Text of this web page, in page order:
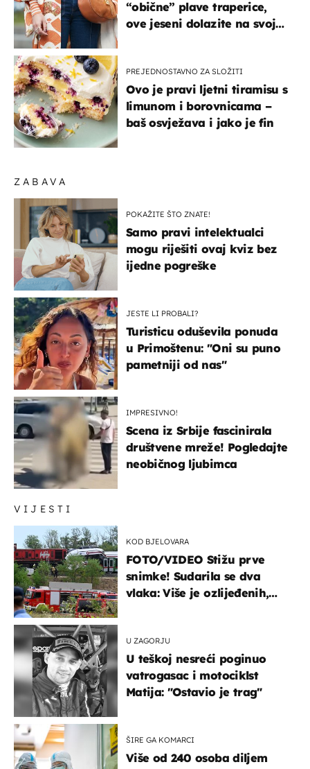
VIJESTI
KOD BJELOVARA
FOTO/VIDEO Stižu prve
snimke! Sudarila se dva
vlaka: Više je ozlijeđenih,
U ZAGORJU
U teškoj nesreći poginuo
vatrogasac i motociklst
Matija: "Ostavio je trag"
ŠIRE GA KOMARCI
Više od 240 osoba diljem
ZABAVA
POKAŽITE ŠTO ZNATE!
Samo pravi intelektualci
mogu riješiti ovaj kviz bez
ijedne pogreške
JESTE LI PROBALI?
Turisticu oduševila ponuda
u Primoštenu: "Oni su puno
pametniji od nas"
IMPRESIVNO!
Scena iz Srbije fascinirala
društvene mreže! Pogledajte
neobičnog ljubimca
“obične” plave traperice,
ove jeseni dolazite na svoje
PREJEDNOSTAVNO ZA SLOŽITI
Ovo je pravi ljetni tiramisu s
limunom i borovnicama –
baš osvježava i jako je fin